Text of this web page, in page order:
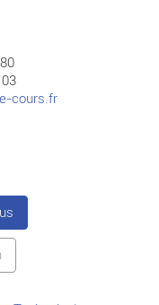
cours.fr